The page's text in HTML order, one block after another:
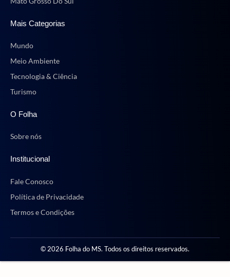
Mais Categorias
Mundo
Meio Ambiente
Tecnologia & Ciência
Turismo
O Folha
Sobre nós
Institucional
Fale Conosco
Política de Privacidade
Termos e Condições
© 2026 Folha do MS. Todos os direitos reservados.